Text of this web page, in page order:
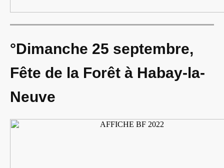
°Dimanche 25 septembre,
Fête de la Forêt à Habay-la-
Neuve